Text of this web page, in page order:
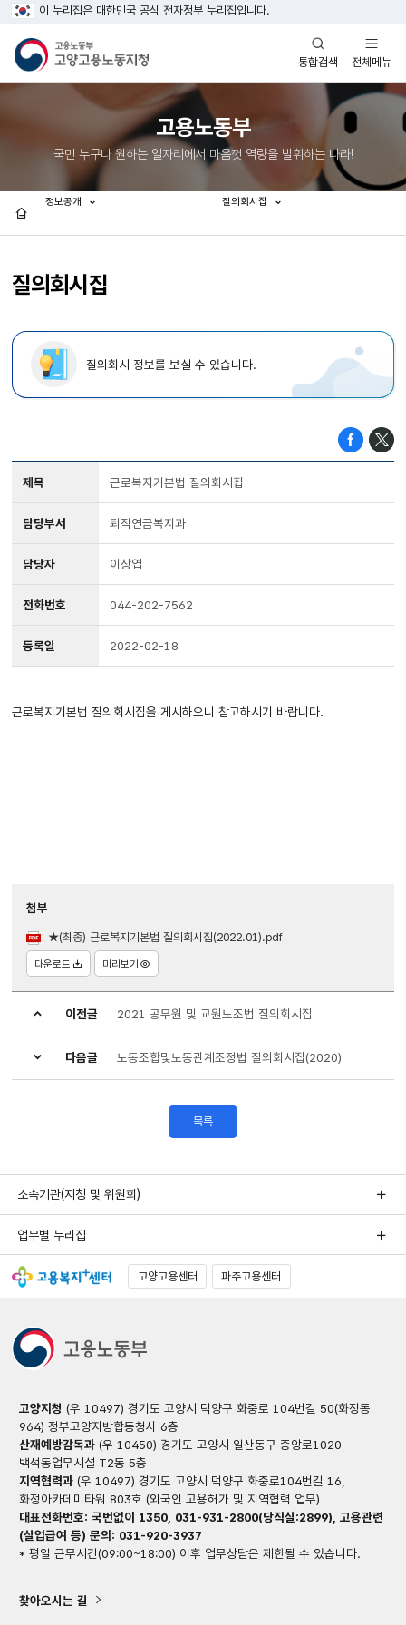
이 누리집은 대한민국 공식 전자정부 누리집입니다.
통합검색
열기
전체메뉴
열기
고용노동부
국민 누구나 원하는 일자리에서 마음껏 역량을 발휘하는 나라!
질의회시집
정보공개 질의회시집
질의회시 정보를 보실 수 있습니다.
제목 근로복지기본법 질의회시집
담당부서 퇴직연금복지과
담당자 이상엽
전화번호 044-202-7562
등록일 2022-02-18
근로복지기본법 질의회시집을 게시하오니 참고하시기 바랍니다.
첨부
★(최종) 근로복지기본법 질의회시집(2022.01).pdf
다운로드 미리보기
이전글 2021 공무원 및 교원노조법 질의회시집
다음글 노동조합및노동관계조정법 질의회시집(2020)
목록
소속기관(지청 및 위원회)
업무별 누리집
고양고용센터 파주고용센터
고양지청 (우 10497) 경기도 고양시 덕양구 화중로 104번길 50(화정동
964) 정부고양지방합동청사 6층
산재예방감독과(우 10450) 경기도 고양시 일산동구 중앙로1020
백석동업무시설 T2동 5층
지역협력과(우 10497) 경기도 고양시 덕양구 화중로104번길 16,
화정아카데미타워 803호 (외국인 고용허가 및 지역협력 업무)
대표전화번호: 국번없이 1350, 031-931-2800(당직실:2899), 고용관련
(실업급여 등) 문의: 031-920-3937
* 평일 근무시간(09:00~18:00) 이후 업무상담은 제한될 수 있습니다.
찾아오시는 길